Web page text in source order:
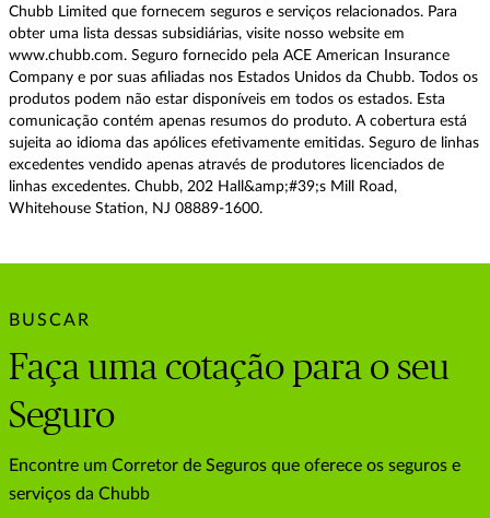
Chubb Limited que fornecem seguros e serviços relacionados. Para
obter uma lista dessas subsidiárias, visite nosso website em
www.chubb.com. Seguro fornecido pela ACE American Insurance
Company e por suas afiliadas nos Estados Unidos da Chubb. Todos os
produtos podem não estar disponíveis em todos os estados. Esta
comunicação contém apenas resumos do produto. A cobertura está
sujeita ao idioma das apólices efetivamente emitidas. Seguro de linhas
excedentes vendido apenas através de produtores licenciados de
linhas excedentes. Chubb, 202 Hall&amp;#39;s Mill Road,
Whitehouse Station, NJ 08889-1600.
BUSCAR
Faça uma cotação para o seu
Seguro
Encontre um Corretor de Seguros que oferece os seguros e
serviços da Chubb